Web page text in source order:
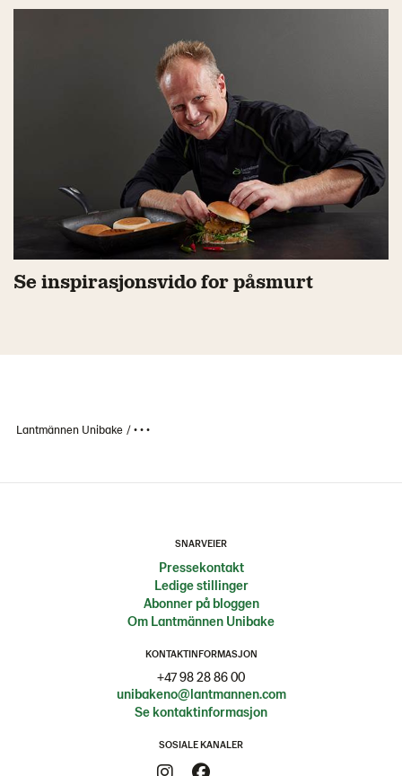
Se inspirasjonsvido for påsmurt
Lantmännen Unibake • • •
SNARVEIER
Pressekontakt
Ledige stillinger
Abonner på bloggen
Om Lantmännen Unibake
KONTAKTINFORMASJON
+47 98 28 86 00
unibakeno@lantmannen.com
Se kontaktinformasjon
SOSIALE KANALER